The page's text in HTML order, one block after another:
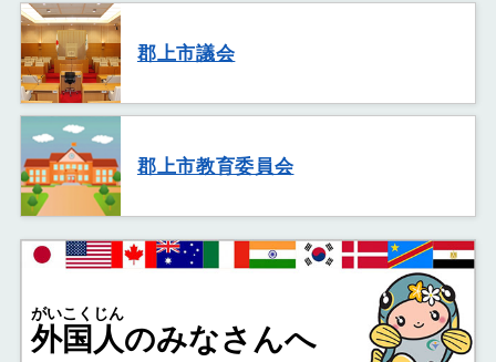
郡上市議会
郡上市教育委員会
外国人
がいこくじん
のみなさんへ